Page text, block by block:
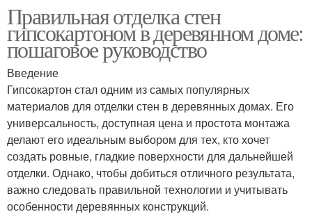
Правильная отделка стен
гипсокартоном в деревянном доме:
пошаговое руководство
Введение
Гипсокартон стал одним из самых популярных
материалов для отделки стен в деревянных домах. Его
универсальность, доступная цена и простота монтажа
делают его идеальным выбором для тех, кто хочет
создать ровные, гладкие поверхности для дальнейшей
отделки. Однако, чтобы добиться отличного результата,
важно следовать правильной технологии и учитывать
особенности деревянных конструкций.